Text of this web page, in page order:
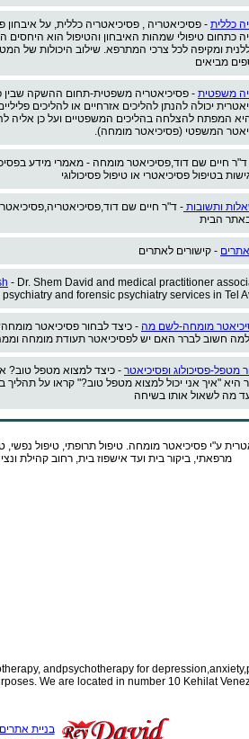
כללית - פסיכיאטריה , פסיכיאטריה כללית, על איבחון
כתחום טיפולי שמהות האיבחון והטיפול הוא היחסים
ומקיפה לכל צרכי המתרפא. שילוב היכולות של
מביאים
משפטית - פסיכיאטריה משפטית-תחום ההשקה שבין
יכולה להנתן להליכים אזרחיים או להליכים
המפתח להצלחה בהליכים המשפטיים ועל כן אליה
המשפטי (פסיכיאטר מומחה).
חיים שם דוד,פסיכיאטר מומחה - מאמרי מידע
בטיפול פסיכיאטרי או טיפול פסיכולוגי
ותשובות - ד"ר חיים שם
הבית
- קישורים לאתרים
- Dr. Shem David and medical practitioner
and forensic psychiatry services in Tel
מומחה-לשם מה - כיצד לבחור פסיכיאטר
חשוב לברר האם יש לפסיכיאטר תעודת מומחה
מטפל-פסיכולוג ופסיכיאטר - כיצד למצוא מטפל טוב?
היא "איך אני יכול למצוא מטפל טוב?" קראו על
מה לשאול אותו בשיחה
ע"י פסיכיאטר מומחה. טיפול תרופתי, טיפול נפשי,
מרפאתי, ביקור בית ועד אישפוז בית, רחוב קהילת ונציה 10, תל
andpsychotherapy for
We are located in number 10 Kehilat
בניית אתרים